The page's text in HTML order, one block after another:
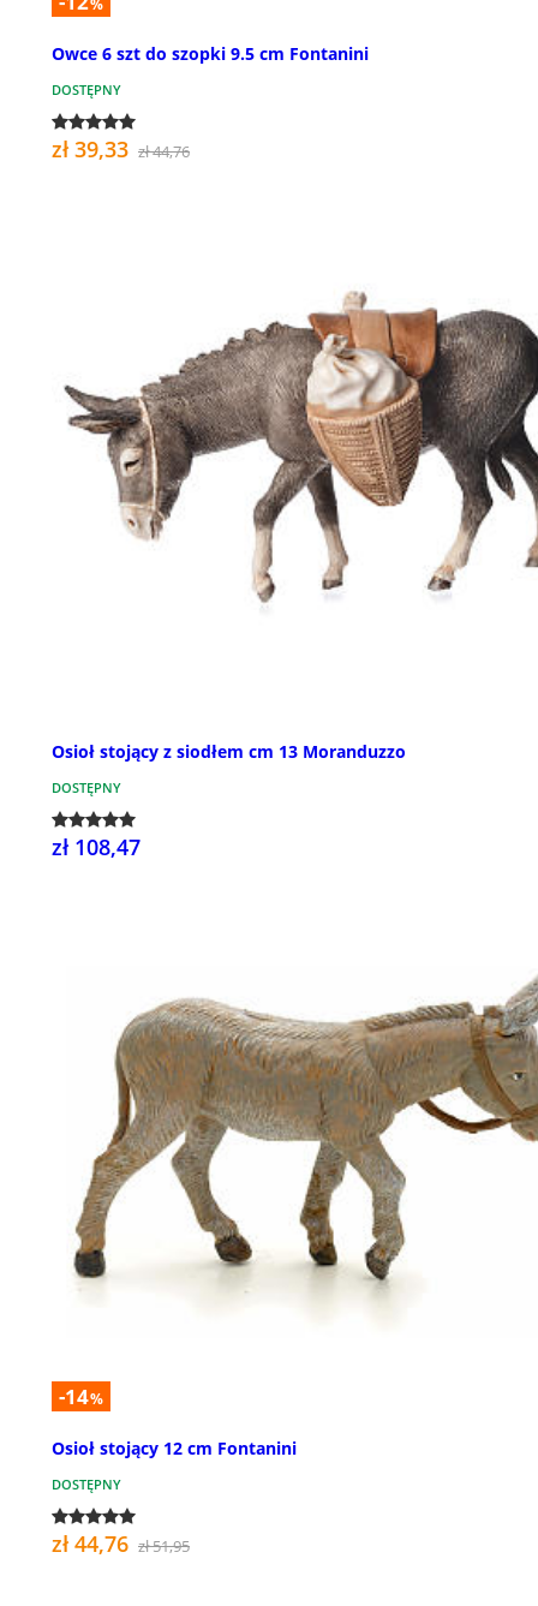
Owce 6 szt do szopki 9.5 cm Fontanini
DOSTĘPNY
zł 39,33 zł 44,76
Osioł stojący z siodłem cm 13 Moranduzzo
DOSTĘPNY
zł 108,47
-14%
Osioł stojący 12 cm Fontanini
DOSTĘPNY
zł 44,76 zł 51,95